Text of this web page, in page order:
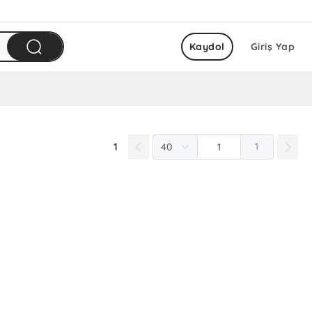
Giriş Yap
Kaydol
1 1